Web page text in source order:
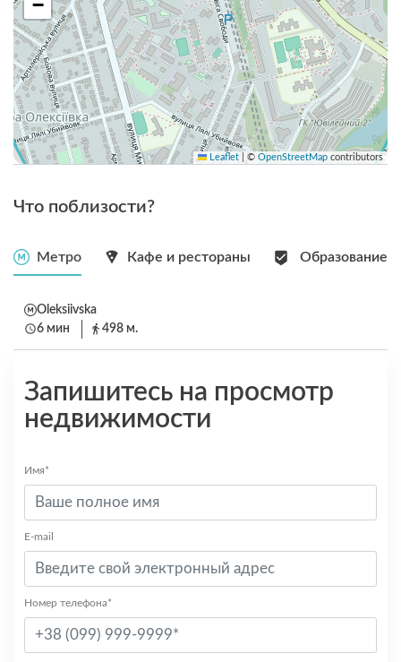
−
Leaflet © OpenStreetMap contributors
Что поблизости?
Метро Кафе и рестораны Образование
Oleksiivska
6 мин
498 м.
Запишитесь на просмотр
недвижимости
Имя*
E-mail
Номер телефона*